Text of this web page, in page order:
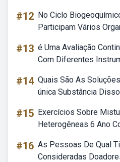
#12 No Ciclo
Participam Vários
#13 é Uma Avaliação
Com Diferentes
#14 Quais São As
única Substância
#15 Exercícios Sobre
Heterogêneas 6 Ano
#16 As Pessoas De Qual
Consideradas